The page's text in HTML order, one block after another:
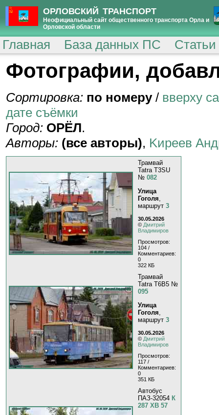
ОРЛОВСКИЙ ТРАНСПОРТ
Неофициальный сайт общественного транспорта Орла и
Орловской области
Главная База данных ПС
Фотографии,
Сортировка: по номеру/ вверху
дате съёмки
Город: ОРЁЛ.
Авторы: (все авторы), Kиpeeв
Трамвай
Tatra T3SU
№ 082
Улица
Гоголя,
маршрут 3
30.05.2026
© Дмитрий
Владимиров
Просмотров:
104 /
Комментариев:
0
322 КБ
Трамвай
Tatra T6B5 №
095
Улица
Гоголя,
маршрут 3
30.05.2026
© Дмитрий
Владимиров
Просмотров:
117 /
Комментариев:
0
351 КБ
Автобус
ПАЗ-32054 К
287 ХВ 57